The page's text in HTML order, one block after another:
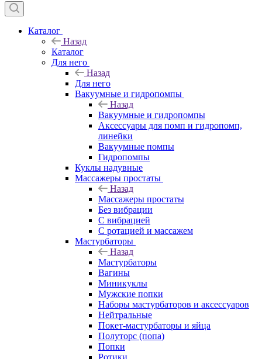
Каталог
Назад
Каталог
Для него
Назад
Для него
Вакуумные и гидропомпы
Назад
Вакуумные и гидропомпы
Аксессуары для помп и гидропомп,
линейки
Вакуумные помпы
Гидропомпы
Куклы надувные
Массажеры простаты
Назад
Массажеры простаты
Без вибрации
С вибрацией
С ротацией и массажем
Мастурбаторы
Назад
Мастурбаторы
Вагины
Миникуклы
Мужские попки
Наборы мастурбаторов и аксессуаров
Нейтральные
Покет-мастурбаторы и яйца
Полуторс (попа)
Попки
Ротики